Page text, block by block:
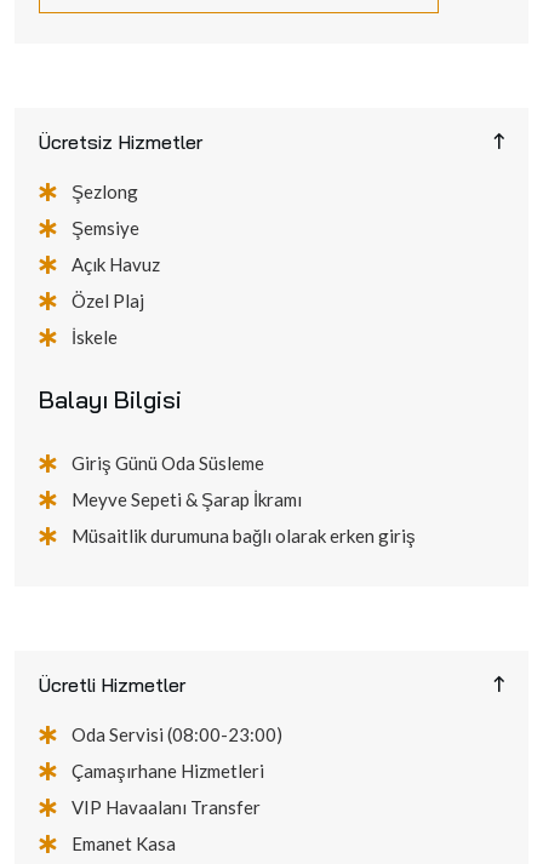
Ücretsiz Hizmetler
Şezlong
Şemsiye
Açık Havuz
Özel Plaj
İskele
Balayı Bilgisi
Giriş Günü Oda Süsleme
Meyve Sepeti & Şarap İkramı
Müsaitlik durumuna bağlı olarak erken giriş
Ücretli Hizmetler
Oda Servisi (08:00-23:00)
Çamaşırhane Hizmetleri
VIP Havaalanı Transfer
Emanet Kasa